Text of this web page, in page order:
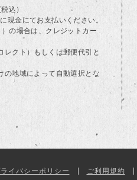
込）
現金にてお支払いください。
の場合は、クレジットカー
レクト）もしくは郵便代引と
地域によって自動選択とな
イバシーポリシー ご利用規約